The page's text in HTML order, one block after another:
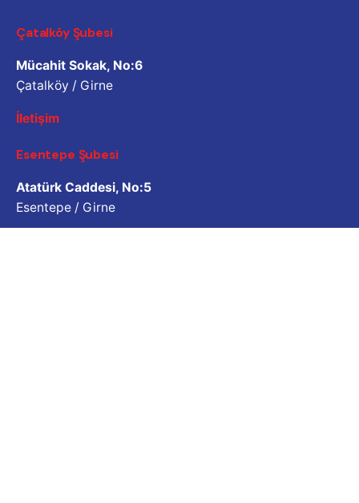
Çatalköy Şubesi
Mücahit Sokak, No:6
Çatalköy / Girne
İletişim
Esentepe Şubesi
Atatürk Caddesi, No:5
Esentepe / Girne